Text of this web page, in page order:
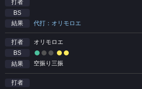
打者
BS
結果
代打：オリモロエ
打者
オリモロエ
BS
結果
空振り三振
打者